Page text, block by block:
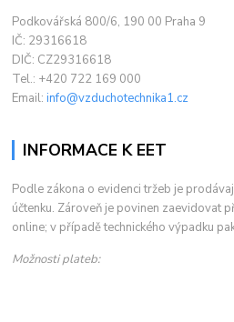
Podkovářská 800/6, 190 00 Praha 9
IČ: 29316618
DIČ: CZ29316618
Tel.: +420 722 169 000
Email:info@vzduchotechnika1.cz
INFORMACE K EET
Podle zákona o evidenci tržeb je
účtenku. Zároveň je povinen zaevidovat
online; v případě technického výpadku
Možnosti plateb: